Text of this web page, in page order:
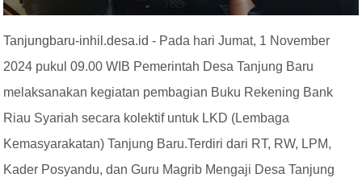
Tanjungbaru-inhil.desa.id- Pada hari Jumat, 1 November
2024 pukul 09.00 WIB Pemerintah Desa Tanjung Baru
melaksanakan kegiatan pembagian Buku Rekening Bank
Riau Syariah secara kolektif untuk LKD (Lembaga
Kemasyarakatan) Tanjung Baru.Terdiri dari RT, RW, LPM,
Kader Posyandu, dan Guru Magrib Mengaji Desa Tanjung